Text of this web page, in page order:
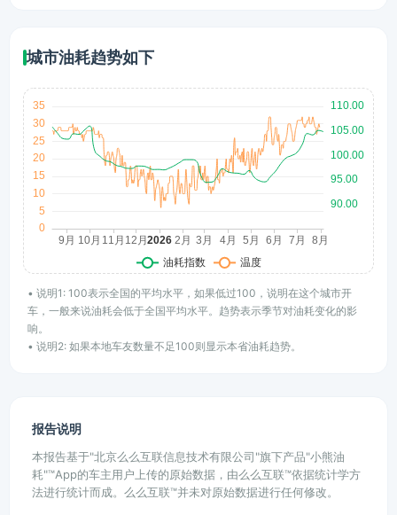
城市油耗趋势如下
• 说明1: 100表示全国的平均水平，如果低过100，说明在这个城市开
车，一般来说油耗会低于全国平均水平。趋势表示季节对油耗变化的影
响。
• 说明2: 如果本地车友数量不足100则显示本省油耗趋势。
报告说明
本报告基于"北京么么互联信息技术有限公司"旗下产品"小熊油
耗"™App的车主用户上传的原始数据，由么么互联™依据统计学方
法进行统计而成。么么互联™并未对原始数据进行任何修改。